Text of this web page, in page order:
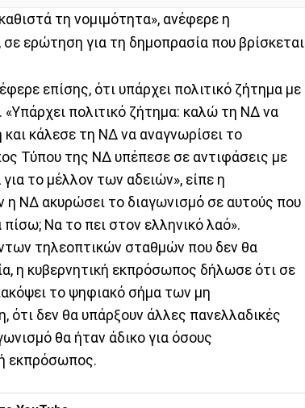
τη νομιμότητα», ανέφερε η
ερώτηση για τη δημοπρασία που βρίσκεται
επίσης, ότι υπάρχει πολιτικό ζήτημα με
πολιτικό ζήτημα: καλώ τη ΝΔ να
και κάλεσε τη ΝΔ να αναγνωρίσει το
Τύπου της ΝΔ υπέπεσε σε αντιφάσεις με
το μέλλον των αδειών», είπε η
η ΝΔ ακυρώσει το διαγωνισμό σε αυτούς που
Να το πει στον ελληνικό λαό».
τηλεοπτικών σταθμών που δεν θα
η κυβερνητική εκπρόσωπος δήλωσε ότι σε
το ψηφιακό σήμα των μη
ότι δεν θα υπάρξουν άλλες πανελλαδικές
θα ήταν άδικο για όσους
εκπρόσωπος.